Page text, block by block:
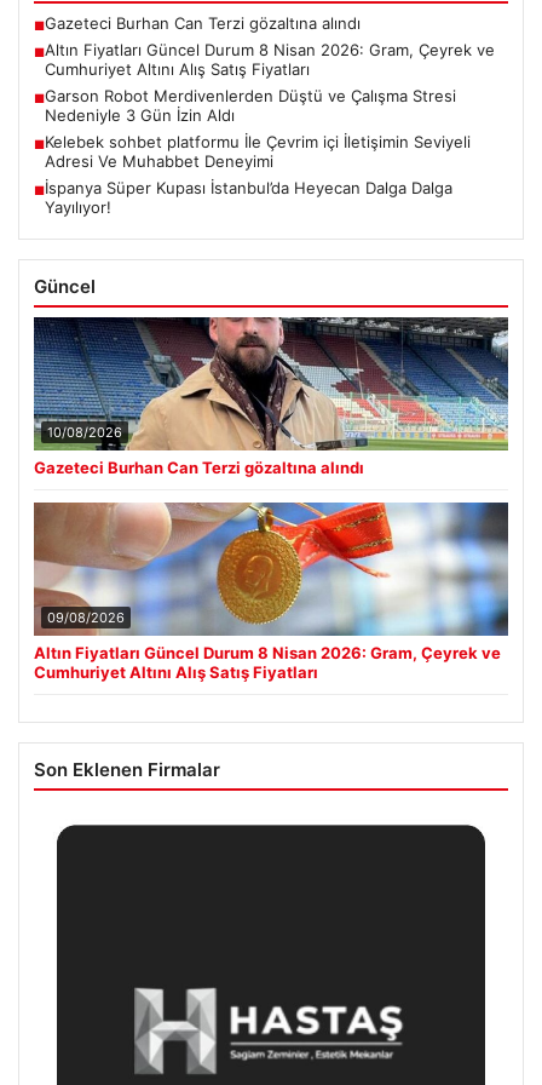
■Gazeteci Burhan Can Terzi gözaltına alındı
■Altın Fiyatları Güncel Durum 8 Nisan 2026: Gram, Çeyrek ve
Cumhuriyet Altını Alış Satış Fiyatları
■Garson Robot Merdivenlerden Düştü ve Çalışma Stresi
Nedeniyle 3 Gün İzin Aldı
■Kelebek sohbet platformu İle Çevrim içi İletişimin Seviyeli
Adresi Ve Muhabbet Deneyimi
■İspanya Süper Kupası İstanbul’da Heyecan Dalga Dalga
Yayılıyor!
Güncel
10/08/2026
Gazeteci Burhan Can Terzi gözaltına alındı
09/08/2026
Altın Fiyatları Güncel Durum 8 Nisan 2026: Gram, Çeyrek ve
Cumhuriyet Altını Alış Satış Fiyatları
Son Eklenen Firmalar